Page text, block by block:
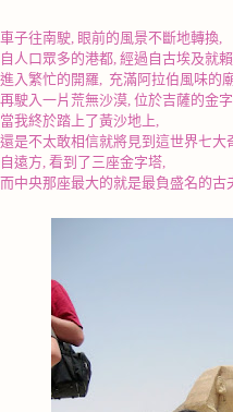
車子往南駛, 眼前的風景不斷地轉換,
自人口眾多的港都, 經過自古埃及就
進入繁忙的開羅, 充滿阿拉伯風味的
再駛入一片荒無沙漠, 位於吉薩的金
當我終於踏上了黃沙地上,
還是不太敢相信就將見到這世界七大
自遠方, 看到了三座金字塔,
而中央那座最大的就是最負盛名的古